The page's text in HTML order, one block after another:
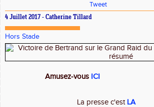
Tweet
4 Juillet 2017 - Catherine Tillard
Hors Stade
Amusez-vous ICI
La presse c'est LA